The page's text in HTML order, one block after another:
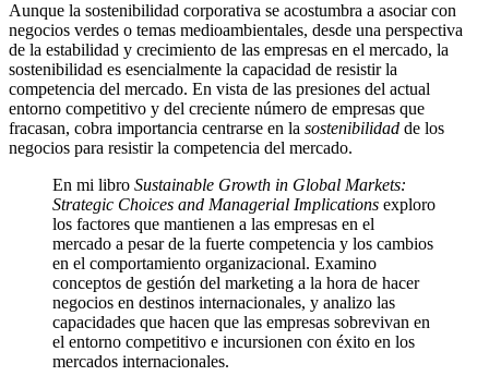
Aunque la sostenibilidad corporativa se acostumbra a asociar con
negocios verdes o temas medioambientales, desde una perspectiva
de la estabilidad y crecimiento de las empresas en el mercado, la
sostenibilidad es esencialmente la capacidad de resistir la
competencia del mercado. En vista de las presiones del actual
entorno competitivo y del creciente número de empresas que
fracasan, cobra importancia centrarse en la sostenibilidad de los
negocios para resistir la competencia del mercado.
En mi libro Sustainable Growth in Global Markets:
Strategic Choices and Managerial Implications exploro
los factores que mantienen a las empresas en el
mercado a pesar de la fuerte competencia y los cambios
en el comportamiento organizacional. Examino
conceptos de gestión del marketing a la hora de hacer
negocios en destinos internacionales, y analizo las
capacidades que hacen que las empresas sobrevivan en
el entorno competitivo e incursionen con éxito en los
mercados internacionales.